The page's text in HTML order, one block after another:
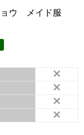
ウ メイド服
×
×
×
×